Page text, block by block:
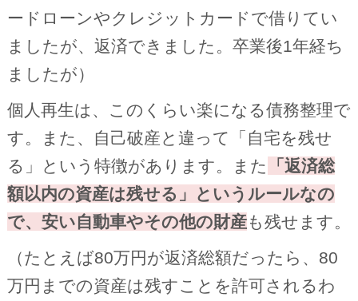
ードローンやクレジットカードで借りてい
ましたが、返済できました。卒業後1年経ち
ましたが）
個人再生は、このくらい楽になる債務整理で
す。また、自己破産と違って「自宅を残せ
る」という特徴があります。また
「返済総
額以内の資産は残せる」というルールなの
で、安い自動車やその他の財産も残せます。
（たとえば80万円が返済総額だったら、80
万円までの資産は残すことを許可されるわ